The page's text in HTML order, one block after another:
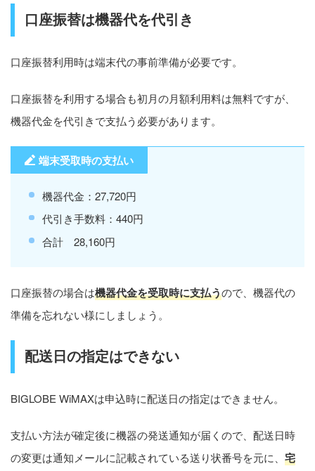
口座振替は機器代を代引き
口座振替利用時は端末代の事前準備が必要です。
口座振替を利用する場合も初月の月額利用料は無料ですが、
機器代金を代引きで支払う必要があります。
端末受取時の支払い
機器代金：27,720円
代引き手数料：440円
合計 28,160円
口座振替の場合は機器代金を受取時に支払うので、機器代の
準備を忘れない様にしましょう。
配送日の指定はできない
BIGLOBE WiMAXは申込時に配送日の指定はできません。
支払い方法が確定後に機器の発送通知が届くので、配送日時
の変更は通知メールに記載されている送り状番号を元に、 宅